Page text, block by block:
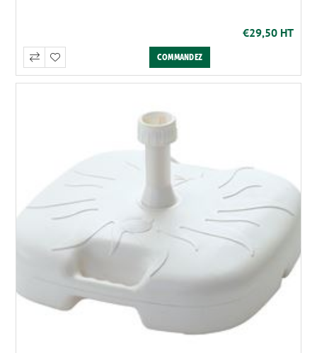
€29,50 HT